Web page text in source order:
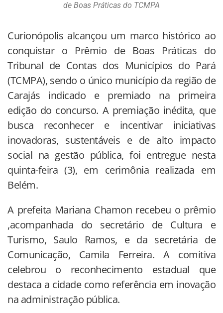
de Boas Práticas do TCMPA
Curionópolis alcançou um marco histórico ao
conquistar o Prêmio de Boas Práticas do
Tribunal de Contas dos Municípios do Pará
(TCMPA), sendo o único município da região de
Carajás indicado e premiado na primeira
edição do concurso. A premiação inédita, que
busca reconhecer e incentivar iniciativas
inovadoras, sustentáveis e de alto impacto
social na gestão pública, foi entregue nesta
quinta-feira (3), em cerimônia realizada em
Belém.
A prefeita Mariana Chamon recebeu o prêmio
,acompanhada do secretário de Cultura e
Turismo, Saulo Ramos, e da secretária de
Comunicação, Camila Ferreira. A comitiva
celebrou o reconhecimento estadual que
destaca a cidade como referência em inovação
na administração pública.